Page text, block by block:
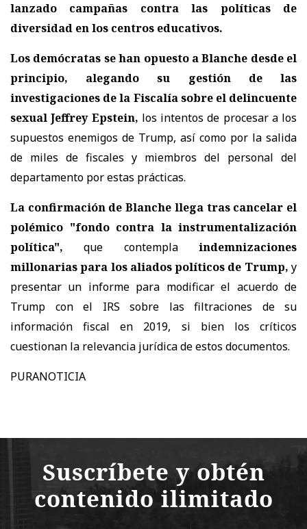
lanzado campañas contra las políticas de
diversidad en los centros educativos.
Los demócratas se han opuesto a Blanche desde el
principio, alegando su gestión de las
investigaciones de la Fiscalía sobre el delincuente
sexual Jeffrey Epstein, los intentos de procesar a los
supuestos enemigos de Trump, así como por la salida
de miles de fiscales y miembros del personal del
departamento por estas prácticas.
La confirmación de Blanche llega tras cancelar el
polémico "fondo contra la instrumentalización
política", que contempla indemnizaciones
millonarias para los aliados políticos de Trump, y
presentar un informe para modificar el acuerdo de
Trump con el IRS sobre las filtraciones de su
información fiscal en 2019, si bien los críticos
cuestionan la relevancia jurídica de estos documentos.
PURANOTICIA